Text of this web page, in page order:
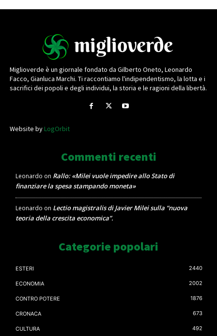
Miglioverde è un giornale fondato da Gilberto Oneto, Leonardo
Facco, Gianluca Marchi. Ti raccontiamo l'indipendentismo, la lotta e i
sacrifici dei popoli e degli individui, la storia e le ragioni della libertà.
Website byLogOrbit
Commenti recenti
Leonardo on Rallo: «Milei vuole impedire allo Stato di
finanziare la spesa stampando moneta»
Leonardo on Lectio magistralis di Javier Milei sulla “nuova
teoria della crescita economica”.
Categorie popolari
ESTERI 2440
ECONOMIA 2002
CONTRO POTERE 1876
CRONACA 673
CULTURA 492